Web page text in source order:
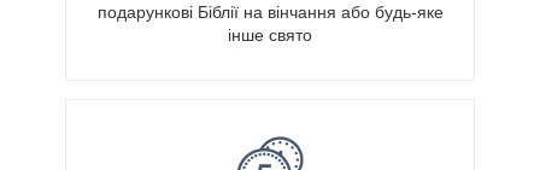
подарункові Біблії на вінчання або будь-яке
інше свято